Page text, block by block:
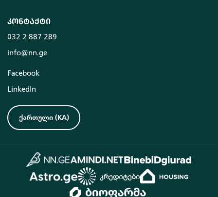
კონტაქტი
032 2 887 289
info@nn.ge
Facebook
LinkedIn
ქართული (KA)